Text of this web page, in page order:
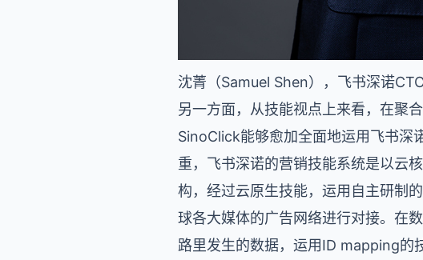
沈菁（Samuel Shen），飞书深诺
另一方面，从技能视点上来看，在聚
SinoClick能够愈加全面地运用飞书深
重，飞书深诺的营销技能系统是以云
构，经过云原生技能，运用自主研制
球各大媒体的广告网络进行对接。在
路里发生的数据，运用ID mapping的